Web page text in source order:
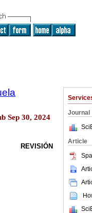
Journal
Article
Sep 30, 2024
REVISIÓN